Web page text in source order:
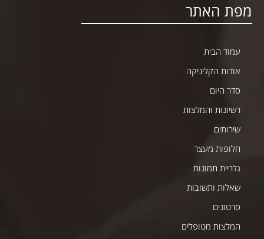
מפת האתר
עמוד הבית
אודות הקליניקה
סדר היום
רשיונות והמלצות
שירותים
חלופות מעצר
גלריית תמונות
שאלות ותשובות
סרטונים
המלצות מטופלים